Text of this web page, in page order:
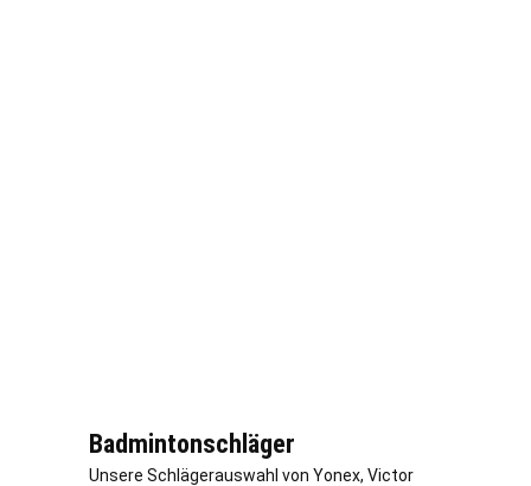
Badmintonschläger
Unsere Schlägerauswahl von Yonex, Victor